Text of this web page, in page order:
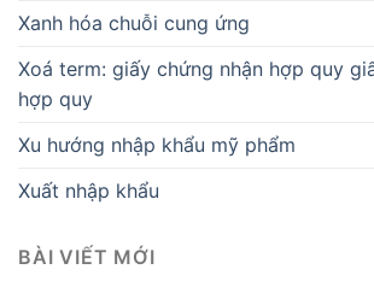
Xanh hóa chuỗi cung ứng
Xoá term: giấy chứng nhận hợp quy
hợp quy
Xu hướng nhập khẩu mỹ phẩm
Xuất nhập khẩu
BÀI VIẾT MỚI